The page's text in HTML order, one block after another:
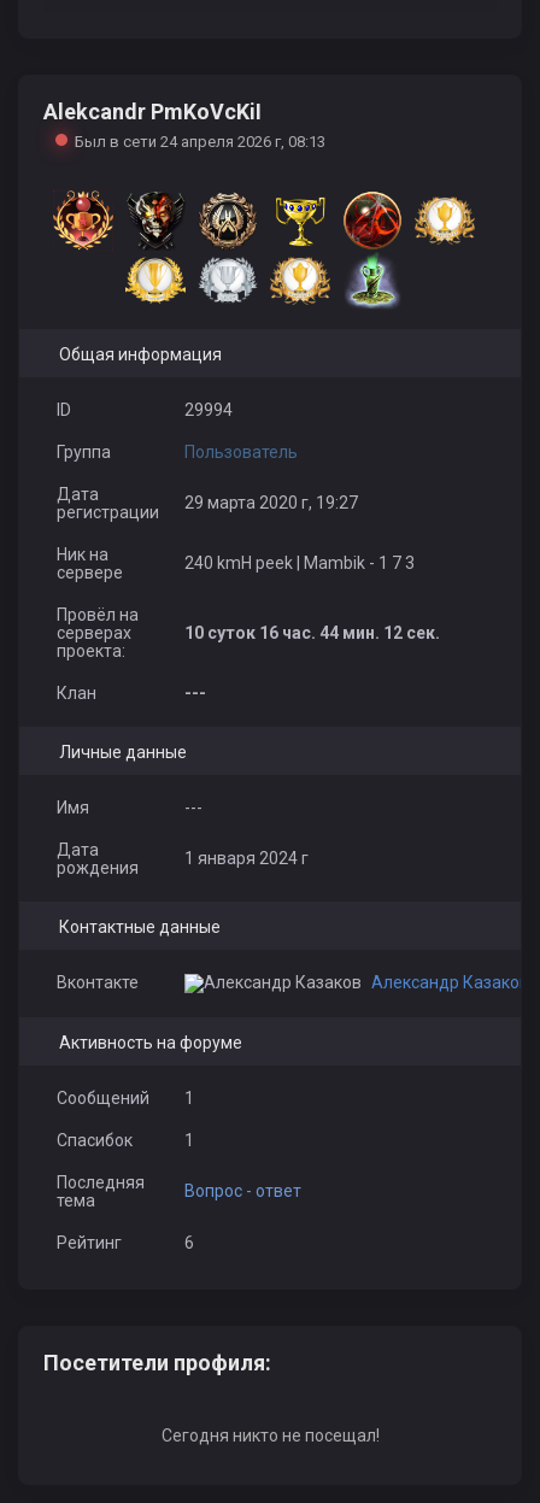
Alekcandr PmKoVcKiI
Был в сети 24 апреля 2026 г, 08:13
Общая информация
ID 29994
Группа Пользователь
Дата
регистрации
29 марта 2020 г, 19:27
Ник на
сервере
240 kmH peek | Mambik - 1 7 3
Провёл на
серверах
проекта:
10 суток 16 час. 44 мин. 12 сек.
Клан ---
Личные данные
Имя ---
Дата
рождения
1 января 2024 г
Контактные данные
Вконтакте Александр Казаков
Активность на форуме
Сообщений 1
Спасибок 1
Последняя
тема
Вопрос - ответ
Рейтинг 6
Посетители профиля:
Сегодня никто не посещал!